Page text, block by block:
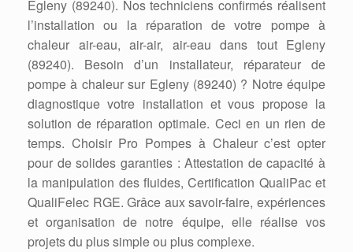
Egleny (89240). Nos techniciens confirmés réalisent
l’installation ou la réparation de votre pompe à
chaleur air-eau, air-air, air-eau dans tout Egleny
(89240). Besoin d’un installateur, réparateur de
pompe à chaleur sur Egleny (89240) ? Notre équipe
diagnostique votre installation et vous propose la
solution de réparation optimale. Ceci en un rien de
temps. Choisir Pro Pompes à Chaleur c’est opter
pour de solides garanties : Attestation de capacité à
la manipulation des fluides, Certification QualiPac et
QualiFelec RGE. Grâce aux savoir-faire, expériences
et organisation de notre équipe, elle réalise vos
projets du plus simple ou plus complexe.